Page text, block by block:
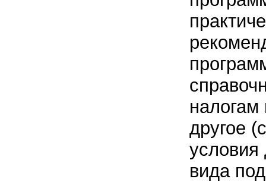
другое
условия
вида